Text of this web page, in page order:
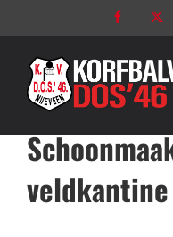
naar
Facebook
veldkantine